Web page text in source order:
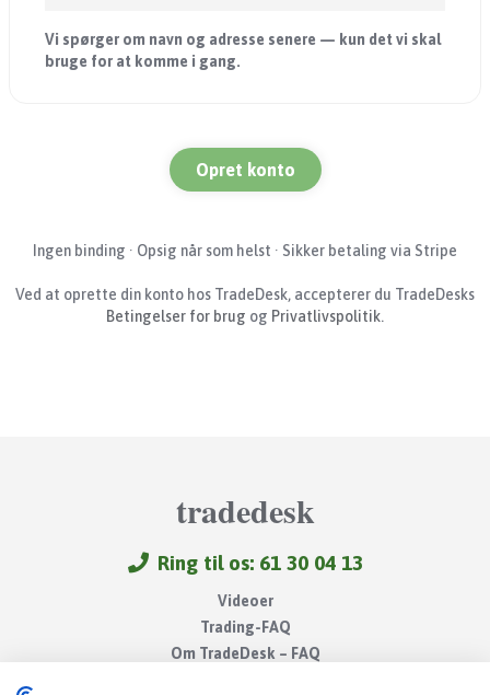
Vi spørger om navn og adresse senere — kun det vi skal
bruge for at komme i gang.
Opret konto
Ingen binding · Opsig når som helst · Sikker betaling via Stripe
Ved at oprette din konto hos TradeDesk, accepterer du TradeDesks
Betingelser for brug og Privatlivspolitik.
tradedesk
Ring til os: 61 30 04 13
Videoer
Trading-FAQ
Om TradeDesk – FAQ